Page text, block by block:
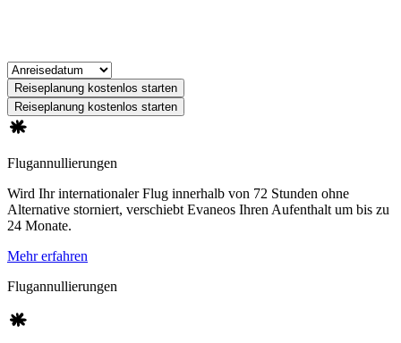
Reiseplanung kostenlos starten
Reiseplanung kostenlos starten
Flugannullierungen
Wird Ihr internationaler Flug innerhalb von 72 Stunden ohne
Alternative storniert, verschiebt Evaneos Ihren Aufenthalt um bis zu
24 Monate.
Mehr erfahren
Flugannullierungen